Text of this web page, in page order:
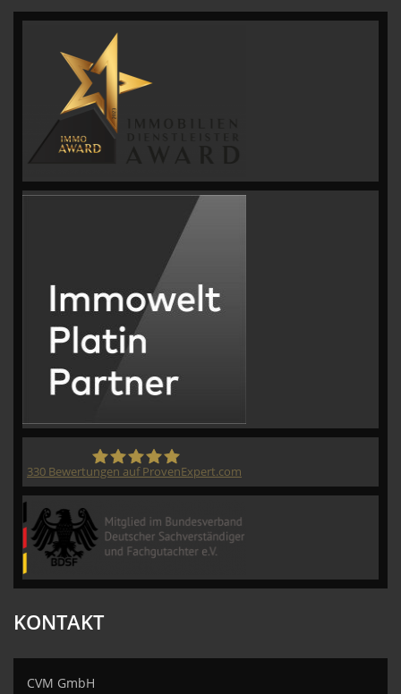
330 Bewertungen auf ProvenExpert.com
KONTAKT
CVM GmbH